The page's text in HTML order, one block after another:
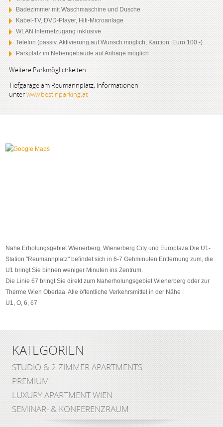
Badezimmer mit Waschmaschine und Dusche
Kabel-TV, DVD-Player, Hifi-Microanlage
WLAN Internetzugang inklusive
Telefon (passiv, Aktivierung auf Wunsch möglich, Kaution: Euro 100.-)
Parkplatz im Nebengebäude auf Anfrage möglich
Weitere Parkmöglichkeiten:
Tiefgarage am Reumannplatz, Informationen
unterwww.bestinparking.at
Nahe Erholungsgebiet Wienerberg, Wienerberg City und Europlaza Die U1-
Station "Reumannplatz" befindet sich in 6-7 Gehminuten Entfernung zum, die
U1 bringt Sie binnen weniger Minuten ins Zentrum.
Die Linie 67 bringt Sie direkt zum Naherholungsgebiet Wienerberg oder zur
Therme Wien Oberlaa. Alle öffentliche Verkehrsmittel in der Nähe :
U1, O, 6, 67
KATEGORIEN
STUDIO & 2 ZIMMER APARTMENTS
PREMIUM
LUXURY APARTMENT WIEN
SEMINAR- & KONFERENZRAUM